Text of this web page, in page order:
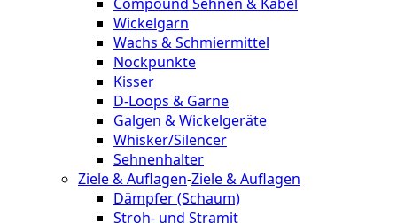
Wickelgarn
Wachs & Schmiermittel
Nockpunkte
Kisser
D-Loops & Garne
Galgen & Wickelgeräte
Whisker/Silencer
Sehnenhalter
Ziele & Auflagen-Ziele & Auflagen
Dämpfer (Schaum)
Stroh- und Stramit